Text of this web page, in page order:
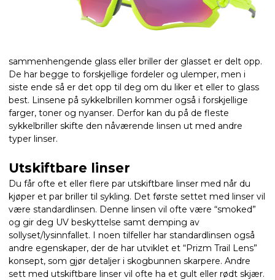
sammenhengende glass eller briller der glasset er delt opp.
De har begge to forskjellige fordeler og ulemper, men i
siste ende så er det opp til deg om du liker et eller to glass
best. Linsene på sykkelbrillen kommer også i forskjellige
farger, toner og nyanser. Derfor kan du på de fleste
sykkelbriller skifte den nåværende linsen ut med andre
typer linser.
Utskiftbare linser
Du får ofte et eller flere par utskiftbare linser med når du
kjøper et par briller til sykling. Det første settet med linser vil
være standardlinsen. Denne linsen vil ofte være “smoked”
og gir deg UV beskyttelse samt demping av
sollyset/lysinnfallet. I noen tilfeller har standardlinsen også
andre egenskaper, der de har utviklet et “Prizm Trail Lens”
konsept, som gjør detaljer i skogbunnen skarpere. Andre
sett med utskiftbare linser vil ofte ha et gult eller rødt skjær.